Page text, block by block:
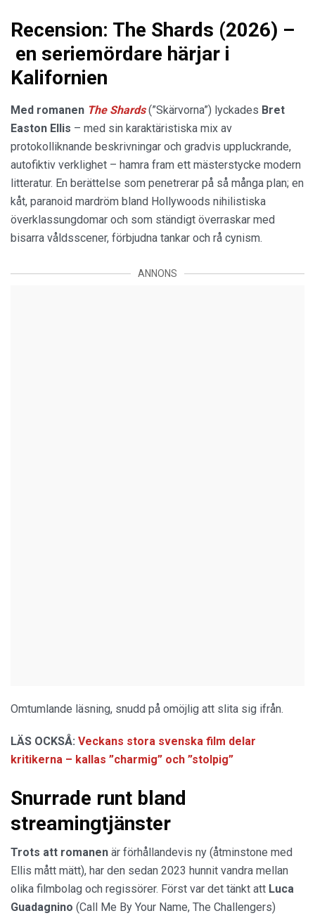
Recension: The Shards (2026) –
en seriemördare härjar i
Kalifornien
Med romanen The Shards(”Skärvorna”) lyckades Bret
Easton Ellis – med sin karaktäristiska mix av
protokolliknande beskrivningar och gradvis uppluckrande,
autofiktiv verklighet – hamra fram ett mästerstycke modern
litteratur. En berättelse som penetrerar på så många plan; en
kåt, paranoid mardröm bland Hollywoods nihilistiska
överklassungdomar och som ständigt överraskar med
bisarra våldsscener, förbjudna tankar och rå cynism.
ANNONS
Omtumlande läsning, snudd på omöjlig att slita sig ifrån.
LÄS OCKSÅ: Veckans stora svenska film delar
kritikerna – kallas ”charmig” och ”stolpig”
Snurrade runt bland
streamingtjänster
Trots att romanen är förhållandevis ny (åtminstone med
Ellis mått mätt), har den sedan 2023 hunnit vandra mellan
olika filmbolag och regissörer. Först var det tänkt att Luca
Guadagnino (Call Me By Your Name, The Challengers)